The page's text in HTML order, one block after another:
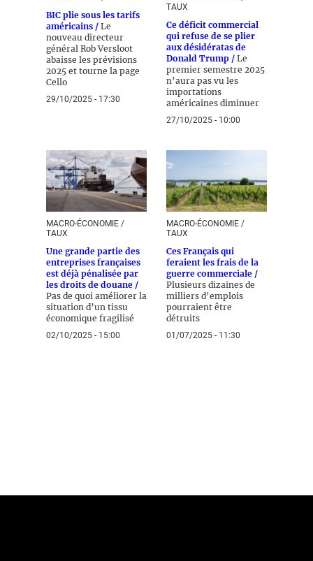
BIC plie sous les tarifs
américains / Le
nouveau directeur
général Rob Versloot
abaisse les prévisions
2025 et tourne la page
Cello
29/10/2025 - 17:30
TAUX
Ce déficit commercial
qui refuse de se plier
aux désidératas de
Donald Trump / Le
premier semestre 2025
n’aura pas vu les
importations
américaines diminuer
27/10/2025 - 10:00
MACRO-ÉCONOMIE /
TAUX
Une grande partie des
entreprises françaises
est déjà pénalisée par
les droits de douane /
Pas de quoi améliorer la
situation d’un tissu
économique fragilisé
02/10/2025 - 15:00
MACRO-ÉCONOMIE /
TAUX
Ces Français qui
feraient les frais de la
guerre commerciale /
Plusieurs dizaines de
milliers d’emplois
pourraient être
détruits
01/07/2025 - 11:30